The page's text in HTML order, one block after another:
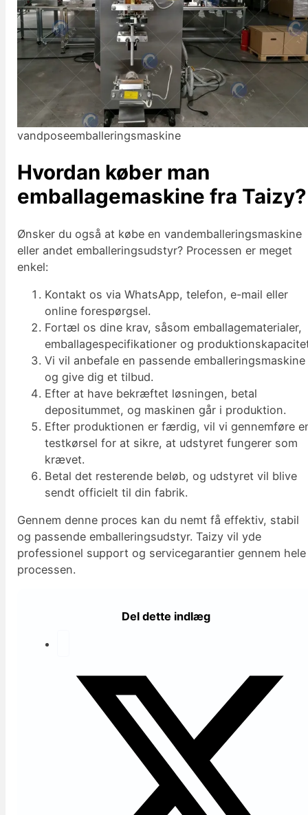
vandposeemballeringsmaskine
Hvordan køber man
emballagemaskine fra Taizy?
Ønsker du også at købe en vandemballeringsmaskine
eller andet emballeringsudstyr? Processen er meget
enkel:
Kontakt os via WhatsApp, telefon, e-mail eller
online forespørgsel.
Fortæl os dine krav, såsom emballagematerialer,
emballagespecifikationer og
Vi vil anbefale en passende emballeringsmaskine
og give dig et tilbud.
Efter at have bekræftet løsningen, betal
depositummet, og maskinen går i produktion.
Efter produktionen er færdig, vil vi gennemføre
testkørsel for at sikre, at udstyret fungerer som
krævet.
Betal det resterende beløb, og udstyret vil blive
sendt officielt til din fabrik.
Gennem denne proces kan du nemt få effektiv, stabil
og passende emballeringsudstyr. Taizy vil yde
professionel support og servicegarantier gennem hele
processen.
Del dette indlæg